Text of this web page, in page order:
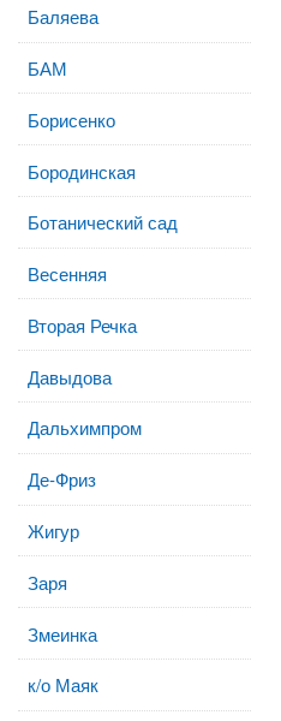
Баляева
БАМ
Борисенко
Бородинская
Ботанический сад
Весенняя
Вторая Речка
Давыдова
Дальхимпром
Де-Фриз
Жигур
Заря
Змеинка
к/о Маяк